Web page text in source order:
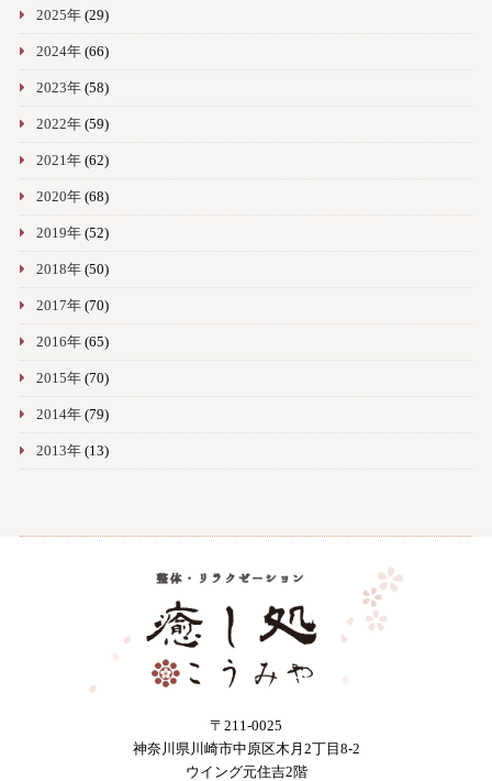
2025年(29)
2024年(66)
2023年(58)
2022年(59)
2021年(62)
2020年(68)
2019年(52)
2018年(50)
2017年(70)
2016年(65)
2015年(70)
2014年(79)
2013年(13)
〒211-0025
神奈川県川崎市中原区木月2丁目8-2
ウイング元住吉2階